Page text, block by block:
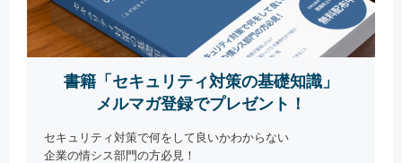
書籍「セキュリティ対策の基礎知識」
メルマガ登録でプレゼント！
セキュリティ対策で何をして良いかわからない
企業の情シス部門の方必見！